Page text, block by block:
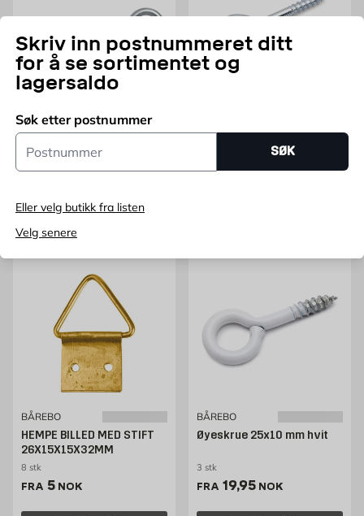
Skriv inn postnummeret ditt
for å se sortimentet og
lagersaldo
Søk etter postnummer
Postnummer
SØK
Eller velg butikk fra listen
Velg senere
Fischer øyeskrue FZB 8x80
mm
Legg i handlekurv
Øyeskrue FZB 30x12 mm
BÅREBO
HEMPE BILLED MED STIFT
26X15X15X32MM
8 stk
FRA Pris 5 NOK /stk
5 NOK
BÅREBO
Øyeskrue 25x10 mm hvit
3 stk
FRA Pris 19.95 NOK /stk
19,95 NOK